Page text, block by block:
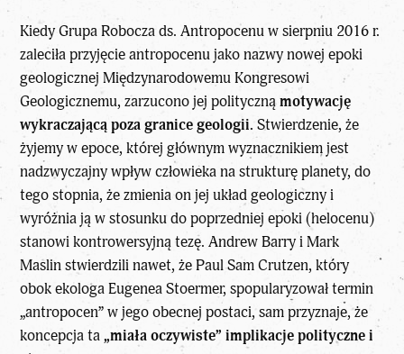
Kiedy Grupa Robocza ds. Antropocenu w sierpniu 2016 r.
zaleciła przyjęcie antropocenu jako nazwy nowej epoki
geologicznej Międzynarodowemu Kongresowi
Geologicznemu, zarzucono jej politycznąmotywację
wykraczającą poza granice geologii. Stwierdzenie, że
żyjemy w epoce, której głównym wyznacznikiem jest
nadzwyczajny wpływ człowieka na strukturę planety, do
tego stopnia, że zmienia on jej układ geologiczny i
wyróżnia ją w stosunku do poprzedniej epoki (helocenu)
stanowi kontrowersyjną tezę. Andrew Barry i Mark
Maslin stwierdzili nawet, że Paul Sam Crutzen, który
obok ekologa Eugenea Stoermer, spopularyzował termin
„antropocen” w jego obecnej postaci, sam przyznaje, że
koncepcja ta„miała oczywiste” implikacje polityczne i